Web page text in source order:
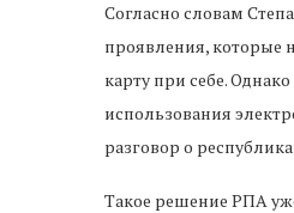
Согласно словам
проявления, которые
карту при себе.
использования
разговор о
Такое решение РПА